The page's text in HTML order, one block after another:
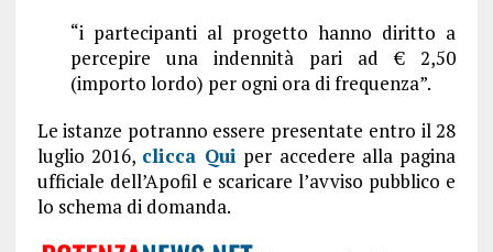
“i partecipanti al progetto hanno diritto a
percepire una indennità pari ad € 2,50
(importo lordo) per ogni ora di frequenza”.
Le istanze potranno essere presentate entro il 28
luglio 2016, clicca Qui per accedere alla pagina
ufficiale dell’Apofil e scaricare l’avviso pubblico e
lo schema di domanda.